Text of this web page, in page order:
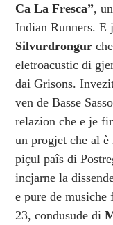
Ca La Fresca”,
Indian Runners. E
Silvurdrongur
eletroacustic di
dai Grisons.
ven de Basse
relazion che e je
un progjet che al
piçul paîs di
incjarne la
e pure de musiche
23, condusude di